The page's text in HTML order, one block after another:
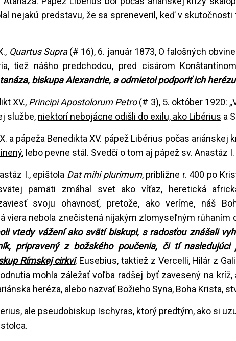
nejakú predstavu, že sa spreneveril, keď v
Quartus Supra(# 16), 6. január 1873, O falošných
, tiež nášho predchodcu, pred cisárom
biskupa Alexandrie, a odmietol podporiť ich herézu
XV., Principi Apostolorum Petro(# 3), 5. október 1920:
službe, niektorí nebojácne odišli do exilu, ako Libérius a
a pápeža Benedikta XV. pápež Libérius počas
, lebo pevne stál. Svedčí o tom aj pápež sv. Anastáz I.
I., epištola Dat mihi plurimum, približne r. 400 po
pamäti zmáhal svet ako víťaz, heretická
svoju ohavnosť, pretože, ako veríme, náš
viera nebola znečistená nijakým zlomyseľným rúhaním
vtedy vážení ako svätí biskupi, s radosťou znášali
pripravený z božského poučenia, či tí
Rímskej cirkvi, Eusebius, taktiež z Vercelli, Hilár z
mohla záležať voľba radšej byť zavesený na kríž,
heréza, alebo nazvať Božieho Syna, Boha Krista,
ale pseudobiskup Ischyras, ktorý predtým, ako si